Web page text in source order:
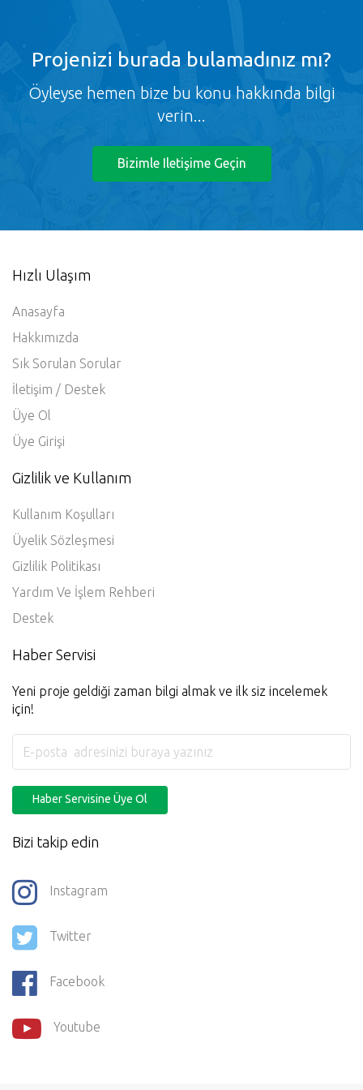
Projenizi burada bulamadınız mı?
Öyleyse hemen bize bu konu hakkında bilgi
verin...
Bizimle Iletişime Geçin
Hızlı Ulaşım
Anasayfa
Hakkımızda
Sık Sorulan Sorular
İletişim / Destek
Üye Ol
Üye Girişi
Gizlilik ve Kullanım
Kullanım Koşulları
Üyelik Sözleşmesi
Gizlilik Politikası
Yardım Ve İşlem Rehberi
Destek
Haber Servisi
Yeni proje geldiği zaman bilgi almak ve ilk siz incelemek
için!
Haber Servisine Üye Ol
Bizi takip edin
Instagram
Twitter
Facebook
Youtube